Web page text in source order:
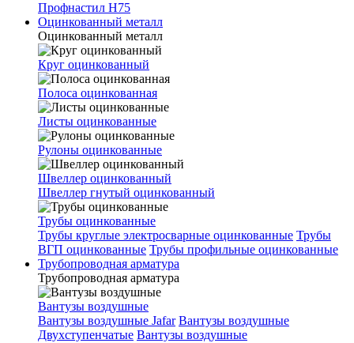
Профнастил Н75
Оцинкованный металл
Оцинкованный металл
Круг оцинкованный
Полоса оцинкованная
Листы оцинкованные
Рулоны оцинкованные
Швеллер оцинкованный
Швеллер гнутый оцинкованный
Трубы оцинкованные
Трубы круглые электросварные оцинкованные Трубы
ВГП оцинкованные Трубы профильные оцинкованные
Трубопроводная арматура
Трубопроводная арматура
Вантузы воздушные
Вантузы воздушные Jafar Вантузы воздушные
Двухступенчатые Вантузы воздушные